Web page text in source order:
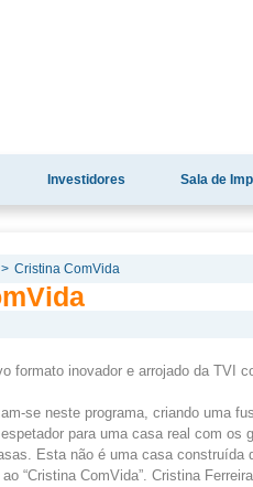
Investidores Sala de
Cristina ComVida
formato inovador e arrojado da TVI
se neste programa, criando uma
para uma casa real com os
Esta não é uma casa
“Cristina ComVida”. Cristina